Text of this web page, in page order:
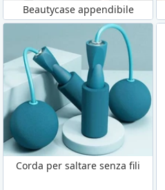
Beautycase appendibile
Corda per saltare senza fili